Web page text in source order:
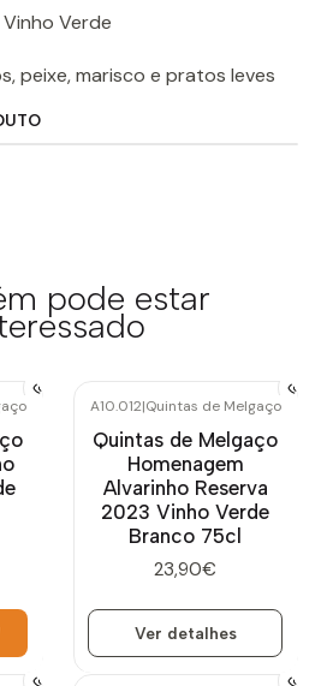
Verde
peixe, marisco e pratos leves
pode estar
A10.012|Quintas de Melgaço
Quintas de Melgaço
Homenagem
Alvarinho Reserva
2023 Vinho Verde
Branco 75cl
23,90€
Ver detalhes